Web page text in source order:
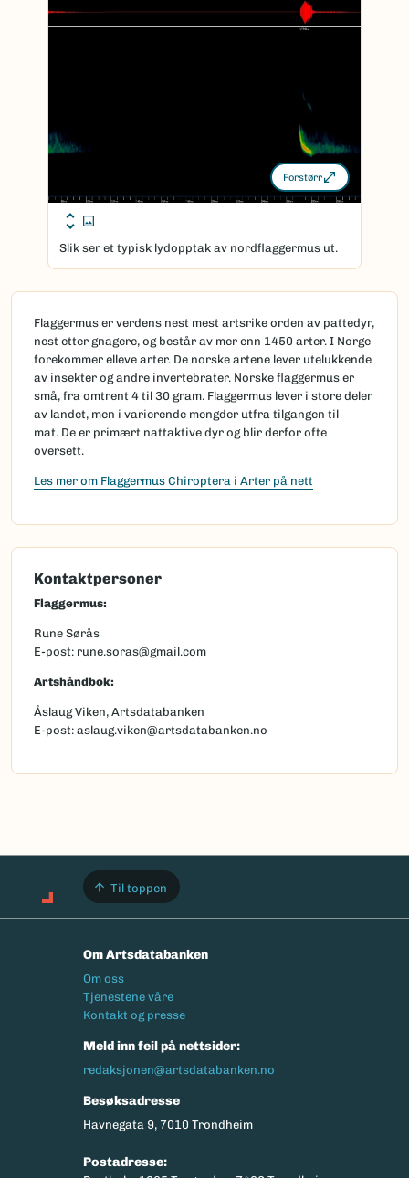
Forstørr
Slik ser et typisk lydopptak av nordflaggermus ut.
Flaggermus er verdens nest mest artsrike orden av pattedyr,
nest etter gnagere, og består av mer enn 1450 arter. I Norge
forekommer elleve arter. De norske artene lever utelukkende
av insekter og andre invertebrater. Norske flaggermus er
små, fra omtrent 4 til 30 gram. Flaggermus lever i store deler
av landet, men i varierende mengder utfra tilgangen til
mat. De er primært nattaktive dyr og blir derfor ofte
oversett.
Les mer om Flaggermus Chiroptera i Arter på nett
Kontaktpersoner
Flaggermus:
Rune Sørås
E-post: rune.soras@gmail.com
Artshåndbok:
Åslaug Viken, Artsdatabanken
E-post: aslaug.viken@artsdatabanken.no
Til toppen
Om Artsdatabanken
Footermeny
Om oss
Tjenestene våre
Kontakt og presse
Meld inn feil på nettsider:
redaksjonen@artsdatabanken.no
Besøksadresse
Havnegata 9, 7010 Trondheim
Postadresse: